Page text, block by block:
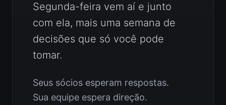
Segunda-feira vem aí e junto
com ela, mais uma semana de
decisões que só você pode
tomar.
Seus sócios esperam respostas.
Sua equipe espera direção.